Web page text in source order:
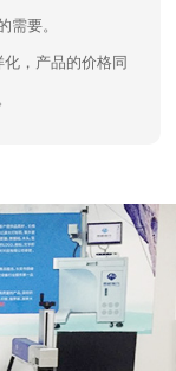
需要。
，产品的价格同